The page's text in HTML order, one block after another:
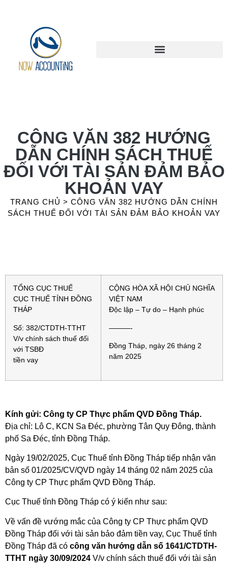
CÔNG VĂN 382 HƯỚNG
DẪN CHÍNH SÁCH THUẾ
ĐỐI VỚI TÀI SẢN ĐẢM BẢO
KHOẢN VAY
TRANG CHỦ > CÔNG VĂN 382 HƯỚNG DẪN CHÍNH
SÁCH THUẾ ĐỐI VỚI TÀI SẢN ĐẢM BẢO KHOẢN VAY
TỔNG CỤC THUẾ
CỤC THUẾ TỈNH ĐỒNG
THÁP
Số: 382/CTDTH-TTHT
V/v chính sách thuế đối
với TSBĐ
tiền vay
CỘNG HÒA XÃ HỘI CHỦ NGHĨA
VIỆT NAM
Độc lập – Tự do – Hạnh phúc
———-
Đồng Tháp, ngày 26 tháng 2
năm 2025
Kính gửi: Công ty CP Thực phẩm QVD Đồng Tháp.
Địa chỉ: Lô C, KCN Sa Đéc, phường Tân Quy Đông, thành
phố Sa Đéc, tỉnh Đồng Tháp.
Ngày 19/02/2025, Cục Thuế tỉnh Đồng Tháp tiếp nhận văn
bản số 01/2025/CV/QVD ngày 14 tháng 02 năm 2025 của
Công ty CP Thực phẩm QVD Đồng Tháp.
Cục Thuế tỉnh Đồng Tháp có ý kiến như sau:
Về vấn đề vướng mắc của Công ty CP Thực phẩm QVD
Đồng Tháp đối với tài sản bảo đảm tiền vay, Cục Thuế tỉnh
Đồng Tháp đã có công văn hướng dẫn số 1641/CTDTH-
TTHT ngày 30/09/2024 V/v chính sách thuế đối với tài sản